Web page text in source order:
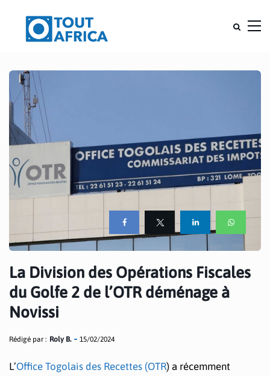
La Division des Opérations Fiscales
du Golfe 2 de l’OTR déménage à
Novissi
Rédigé par : Roly B. 15/02/2024
L’Office Togolais des Recettes (OTR) a récemment